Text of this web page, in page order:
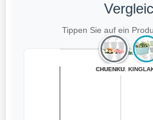
Tippen Sie auf ein
Teuer, gut
Teuer,
Preiswert,
dobar® Metall-H...
Homeuouz 25cm S...
XXXFLOWER Metal...
CHUENKUK 5er Se...